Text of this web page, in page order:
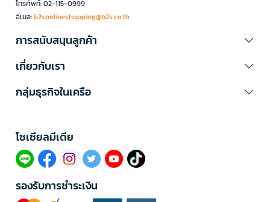
โทรศัพท์: 02-115-0999
อีเมล:b2sonlineshopping@b2s.co.th
การสนับสนุนลูกค้า
เกี่ยวกับเรา
กลุ่มธุรกิจในเครือ
โซเซียลมีเดีย​
รองรับการชำระเงิน